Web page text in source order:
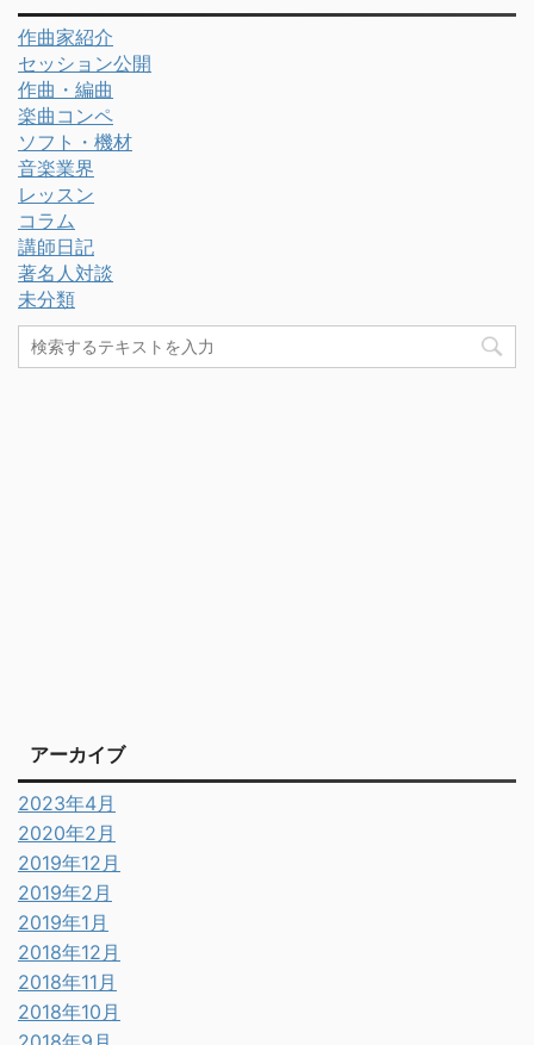
作曲家紹介
セッション公開
作曲・編曲
楽曲コンペ
ソフト・機材
音楽業界
レッスン
コラム
講師日記
著名人対談
未分類
アーカイブ
2023年4月
2020年2月
2019年12月
2019年2月
2019年1月
2018年12月
2018年11月
2018年10月